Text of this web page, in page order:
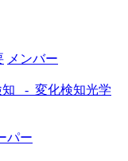
メンバー
- 変化検知​光学
パー